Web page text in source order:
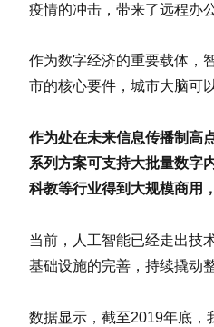
疫情的冲击，带来了远程办
作为数字经济的重要载体，
市的核心要件，城市大脑可
作为处在未来信息传播制高
系列方案可支持大批量数字
科教等行业得到大规模商用
当前，人工智能已经走出技
基础设施的完善，持续撬动
数据显示，截至2019年底，